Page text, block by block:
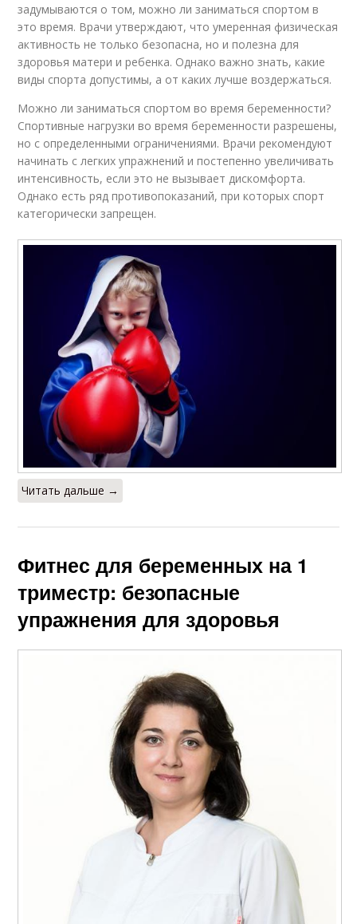
задумываются о том, можно ли заниматься спортом в
это время. Врачи утверждают, что умеренная физическая
активность не только безопасна, но и полезна для
здоровья матери и ребенка. Однако важно знать, какие
виды спорта допустимы, а от каких лучше воздержаться.
Можно ли заниматься спортом во время беременности?
Спортивные нагрузки во время беременности разрешены,
но с определенными ограничениями. Врачи рекомендуют
начинать с легких упражнений и постепенно увеличивать
интенсивность, если это не вызывает дискомфорта.
Однако есть ряд противопоказаний, при которых спорт
категорически запрещен.
Читать дальше →
Фитнес для беременных на 1
триместр: безопасные
упражнения для здоровья